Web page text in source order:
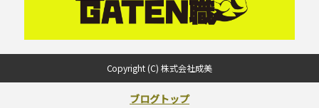
Copyright (C) 株式会社成美
ブログトップ